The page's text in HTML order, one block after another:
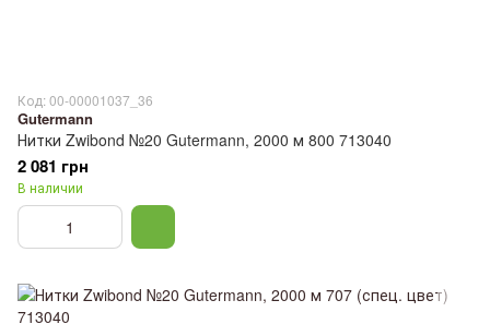
Код: 00-00001037_36
Gutermann
Нитки Zwibond №20 Gutermann, 2000 м 800 713040
2 081 грн
В наличии